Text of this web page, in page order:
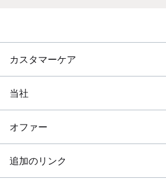
カスタマーケア
当社
オファー
追加のリンク